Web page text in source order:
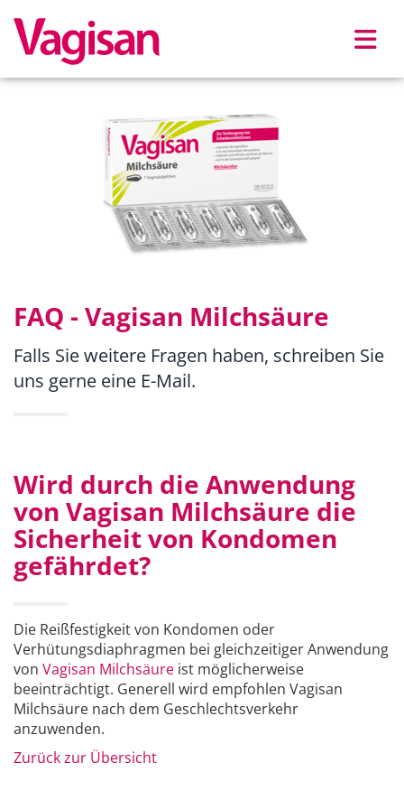
FAQ - Vagisan Milchsäure
Falls Sie weitere Fragen haben, schreiben Sie
uns gerne eine E-Mail.
Wird durch die Anwendung
von Vagisan Milchsäure die
Sicherheit von Kondomen
gefährdet?
Die Reißfestigkeit von Kondomen oder
Verhütungsdiaphragmen bei gleichzeitiger Anwendung
von Vagisan Milchsäure ist möglicherweise
beeinträchtigt. Generell wird empfohlen Vagisan
Milchsäure nach dem Geschlechtsverkehr
anzuwenden.
Zurück zur Übersicht